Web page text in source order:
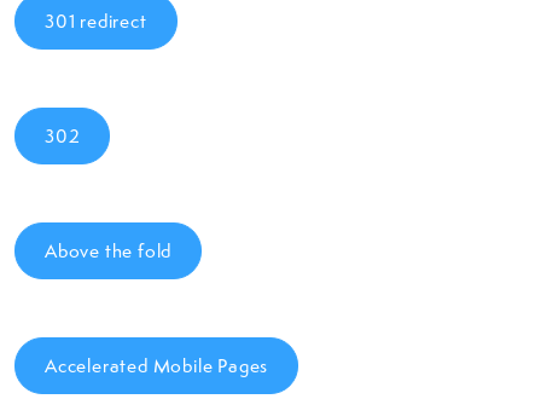
301 redirect
302
Above the fold
Accelerated Mobile Pages